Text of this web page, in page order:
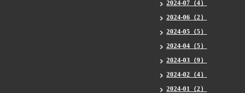
2024-07（4）
2024-06（2）
2024-05（5）
2024-04（5）
2024-03（9）
2024-02（4）
2024-01（2）